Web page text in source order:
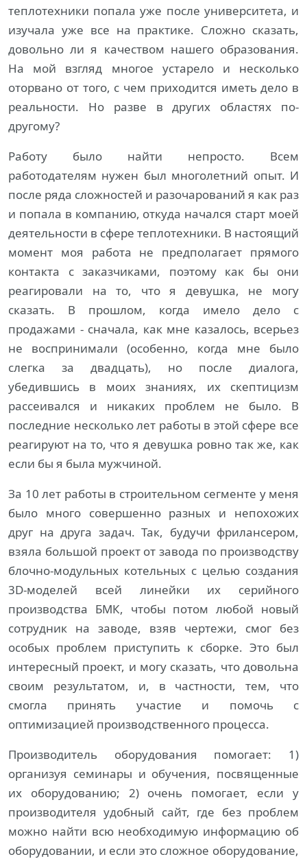
теплотехники попала уже после университета, и
изучала уже все на практике. Сложно сказать,
довольно ли я качеством нашего образования.
На мой взгляд многое устарело и несколько
оторвано от того, с чем приходится иметь дело в
реальности. Но разве в других областях по-
другому?
Работу было найти непросто. Всем
работодателям нужен был многолетний опыт. И
после ряда сложностей и разочарований я как раз
и попала в компанию, откуда начался старт моей
деятельности в сфере теплотехники. В настоящий
момент моя работа не предполагает прямого
контакта с заказчиками, поэтому как бы они
реагировали на то, что я девушка, не могу
сказать. В прошлом, когда имело дело с
продажами - сначала, как мне казалось, всерьез
не воспринимали (особенно, когда мне было
слегка за двадцать), но после диалога,
убедившись в моих знаниях, их скептицизм
рассеивался и никаких проблем не было. В
последние несколько лет работы в этой сфере все
реагируют на то, что я девушка ровно так же, как
если бы я была мужчиной.
За 10 лет работы в строительном сегменте у меня
было много совершенно разных и непохожих
друг на друга задач. Так, будучи фрилансером,
взяла большой проект от завода по производству
блочно-модульных котельных с целью создания
3D-моделей всей линейки их серийного
производства БМК, чтобы потом любой новый
сотрудник на заводе, взяв чертежи, смог без
особых проблем приступить к сборке. Это был
интересный проект, и могу сказать, что довольна
своим результатом, и, в частности, тем, что
смогла принять участие и помочь с
оптимизацией производственного процесса.
Производитель оборудования помогает: 1)
организуя семинары и обучения, посвященные
их оборудованию; 2) очень помогает, если у
производителя удобный сайт, где без проблем
можно найти всю необходимую информацию об
оборудовании, и если это сложное оборудование,